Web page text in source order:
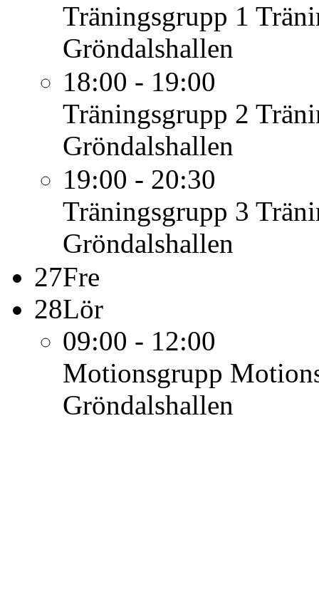
Träningsgrupp 1
Gröndalshallen
18:00 - 19:00
Träningsgrupp 2
Gröndalshallen
19:00 - 20:30
Träningsgrupp 3
Gröndalshallen
27Fre
28Lör
09:00 - 12:00
Motionsgrupp
Gröndalshallen